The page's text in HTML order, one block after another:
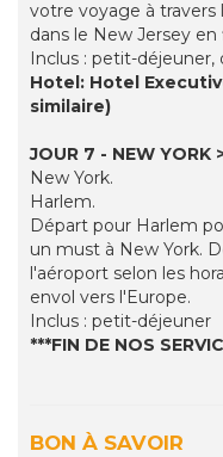
votre voyage à travers
dans le New Jersey
Inclus : petit-déjeuner,
Hotel: Hotel
similaire)
JOUR 7 - NEW YORK
New York.
Harlem.
Départ pour Harlem
un must à New York.
l'aéroport selon les
envol vers l'Europe.
Inclus : petit-déjeuner
***FIN DE NOS
BON À SAVOIR